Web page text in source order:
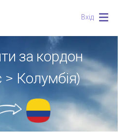
Вхід
за кордон
> Колумбія)